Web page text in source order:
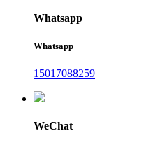
Whatsapp
Whatsapp
15017088259
WeChat